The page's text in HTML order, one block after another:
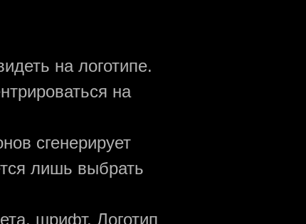
на логотипе.
на
сгенерирует
лишь выбрать
шрифт. Логотип